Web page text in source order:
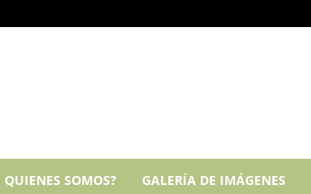
QUIENES SOMOS? GALERÍA DE IMÁGENES